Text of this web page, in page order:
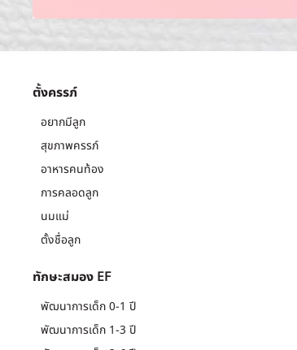
ตั้งครรภ์
อยากมีลูก
สุขภาพครรภ์
อาหารคนท้อง
การคลอดลูก
นมแม่
ตั้งชื่อลูก
ทักษะสมอง EF
พัฒนาการเด็ก 0-1 ปี
พัฒนาการเด็ก 1-3 ปี